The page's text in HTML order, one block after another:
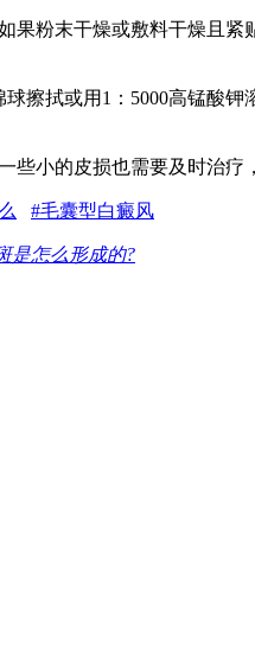
粉末干燥或敷料干燥且紧
拭或用1：5000高锰酸钾
小的皮损也需要及时治疗
#毛囊型白癜风
是怎么形成的?